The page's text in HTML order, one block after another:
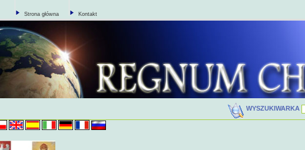
Strona główna Kontakt
WYSZUKIWARKA